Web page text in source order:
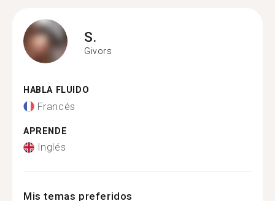
S.
Givors
HABLA FLUIDO
Francés
APRENDE
Inglés
Mis temas preferidos